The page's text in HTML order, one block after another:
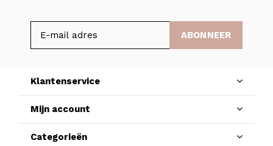
ABONNEER
Klantenservice
Mijn account
Categorieën